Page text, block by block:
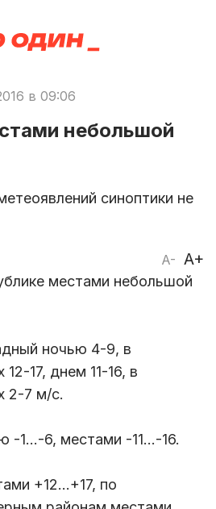
в 09:06
небольшой
синоптики не
A- A+
местами небольшой
ночью 4-9, в
17, днем 11-16, в
2-7 м/с.
-1...-6, местами -11...-16.
+12...+17, по